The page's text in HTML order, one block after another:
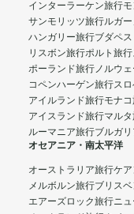
インターラーケン旅行
サンモリッツ旅行ルガ
ハンガリー旅行ブダペ
リスボン旅行ポルト旅行
ポーランド旅行ノルウ
コペンハーゲン旅行ス
アイルランド旅行モナ
アイスランド旅行マル
ルーマニア旅行ブルガ
オセアニア・南太平洋
オーストラリア旅行ケ
メルボルン旅行ブリス
エアーズロック旅行ニ